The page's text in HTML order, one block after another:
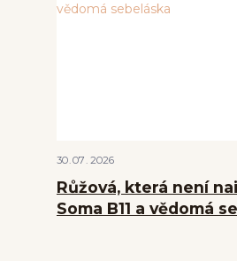
30 07 2026
Růžová, která není
Soma B11 a vědomá